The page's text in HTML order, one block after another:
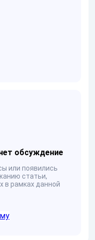
обсуждение
или появились
статьи,
в рамках данной